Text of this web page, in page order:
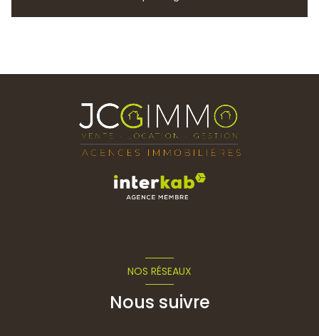
NOS RÉSEAUX
Nous suivre